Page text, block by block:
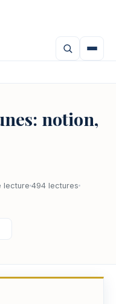
notion,
lecture 494 lectures